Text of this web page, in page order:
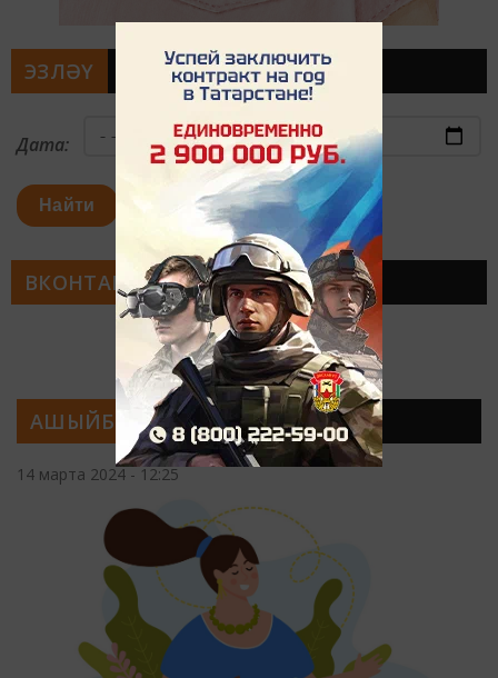
АШЫЙБЫЗМЫ?
14 марта 2024 - 12:25
ЭЗЛӘҮ
Дата:
Найти
ВКОНТАКТЕ